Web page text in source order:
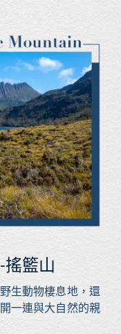
籃山
生動物棲息地，還
一連與大自然的親